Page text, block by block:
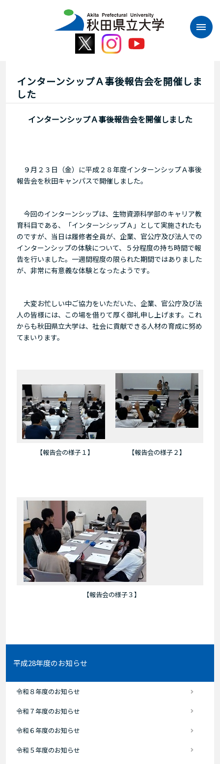
インターンシップＡ事後報告会を開催しま
した
インターンシップＡ事後報告会を開催しました
９月２３日（金）に平成２８年度インターンシップＡ事後
報告会を秋田キャンパスで開催しました。
今回のインターンシップは、生物資源科学部のキャリア教
育科目である、「インターンシップＡ」として実施されたも
のですが、当日は履修者全員が、企業、官公庁及び法人での
インターンシップの体験について、５分程度の持ち時間で報
告を行いました。一週間程度の限られた期間ではありました
が、非常に有意義な体験となったようです。
大変お忙しい中ご協力をいただいた、企業、官公庁及び法
人の皆様には、この場を借りて厚く御礼申し上げます。これ
からも秋田県立大学は、社会に貢献できる人材の育成に努め
てまいります。
【報告会の様子１】 【報告会の様子２】
【報告会の様子３】
平成28年度のお知らせ
令和８年度のお知らせ
令和７年度のお知らせ
令和６年度のお知らせ
令和５年度のお知らせ